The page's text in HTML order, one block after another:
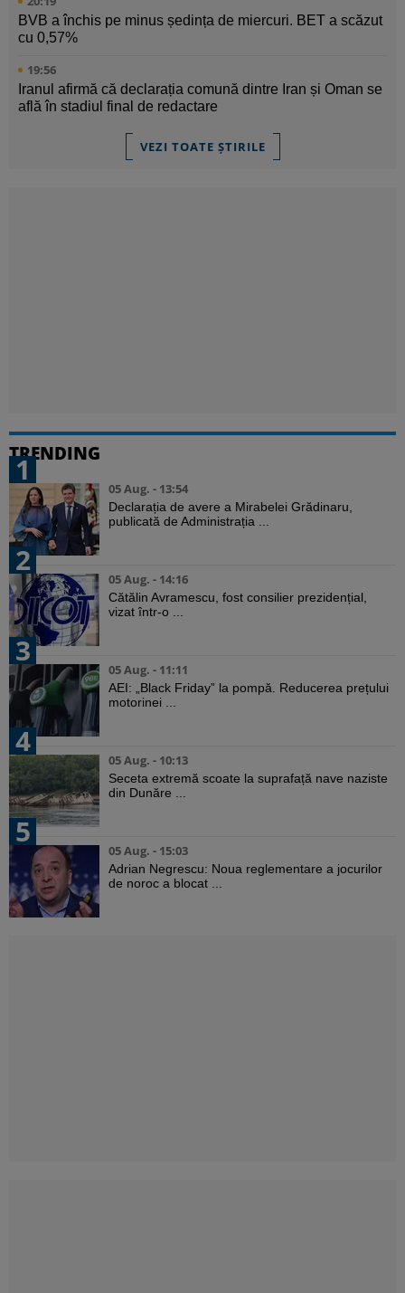
BVB a închis pe minus ședința de miercuri. BET a scăzut
cu 0,57%
19:56
Iranul afirmă că declarația comună dintre Iran și Oman se
află în stadiul final de redactare
VEZI TOATE ȘTIRILE
TRENDING
1
05 Aug. - 13:54
Declarația de avere a Mirabelei Grădinaru,
publicată de Administrația ...
2
05 Aug. - 14:16
Cătălin Avramescu, fost consilier prezidențial,
vizat într-o ...
3
05 Aug. - 11:11
AEI: „Black Friday” la pompă. Reducerea prețului
motorinei ...
4
05 Aug. - 10:13
Seceta extremă scoate la suprafață nave naziste
din Dunăre ...
5
05 Aug. - 15:03
Adrian Negrescu: Noua reglementare a jocurilor
de noroc a blocat ...